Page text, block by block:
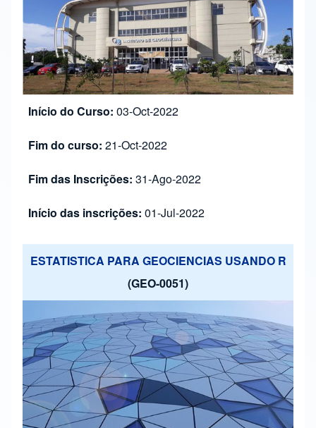
Início do Curso: 03-Oct-2022
Fim do curso: 21-Oct-2022
Fim das Inscrições: 31-Ago-2022
Início das inscrições: 01-Jul-2022
ESTATISTICA PARA GEOCIENCIAS USANDO R
(GEO-0051)